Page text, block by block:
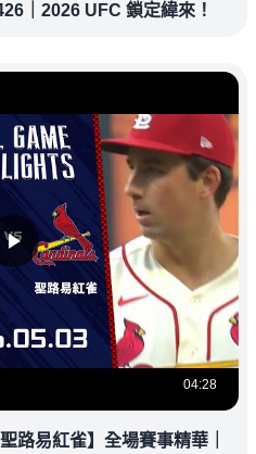
｜2026 UFC 鎖定緯來！
04:28
路易紅雀】全場賽事精華｜